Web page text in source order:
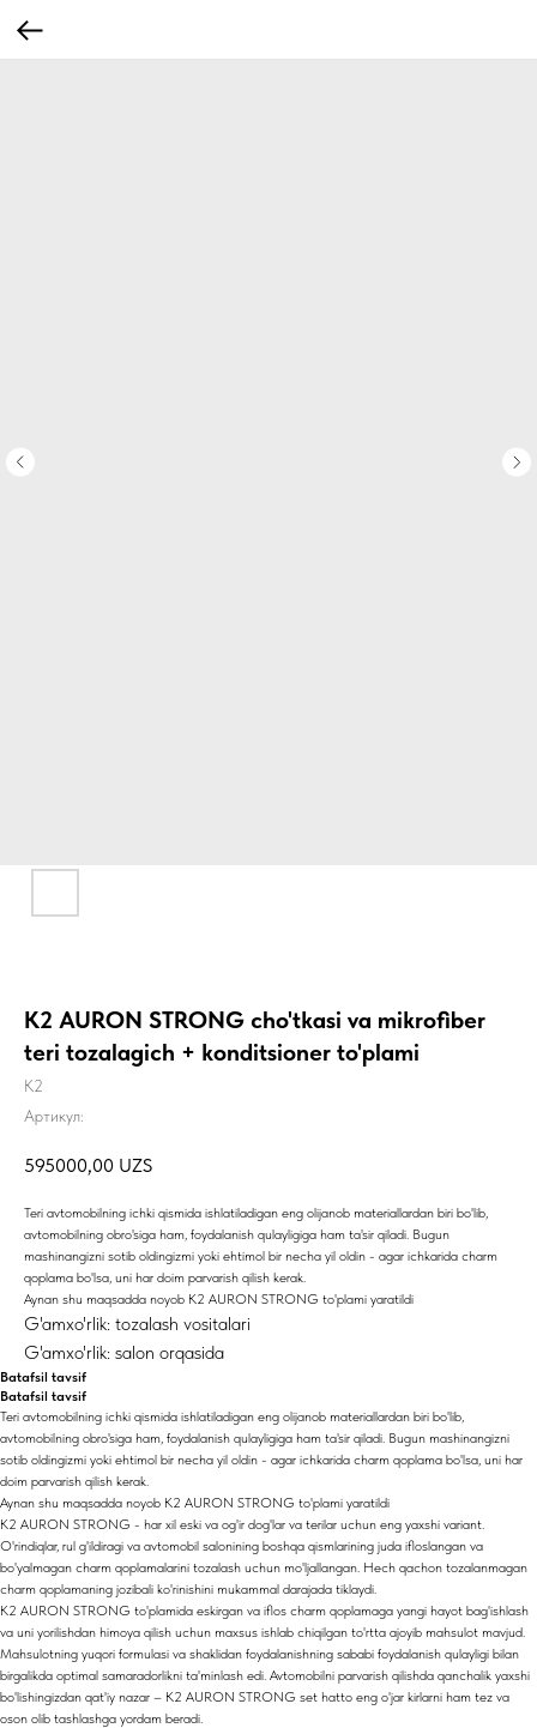
K2 AURON STRONG cho'tkasi va mikrofiber
teri tozalagich + konditsioner to'plami
K2
Артикул:
595000,00 UZS
Teri avtomobilning ichki qismida ishlatiladigan eng olijanob materiallardan biri bo'lib,
avtomobilning obro'siga ham, foydalanish qulayligiga ham ta'sir qiladi. Bugun
mashinangizni sotib oldingizmi yoki ehtimol bir necha yil oldin - agar ichkarida charm
qoplama bo'lsa, uni har doim parvarish qilish kerak.
Aynan shu maqsadda noyob K2 AURON STRONG to'plami yaratildi
G'amxo'rlik: tozalash vositalari
G'amxo'rlik: salon orqasida
Batafsil tavsif
Batafsil tavsif
Teri avtomobilning ichki qismida ishlatiladigan eng olijanob materiallardan biri bo'lib,
avtomobilning obro'siga ham, foydalanish qulayligiga ham ta'sir qiladi. Bugun mashinangizni
sotib oldingizmi yoki ehtimol bir necha yil oldin - agar ichkarida charm qoplama bo'lsa, uni har
doim parvarish qilish kerak.
Aynan shu maqsadda noyob K2 AURON STRONG to'plami yaratildi
K2 AURON STRONG - har xil eski va og'ir dog'lar va terilar uchun eng yaxshi variant.
O'rindiqlar, rul g'ildiragi va avtomobil salonining boshqa qismlarining juda ifloslangan va
bo'yalmagan charm qoplamalarini tozalash uchun mo'ljallangan. Hech qachon tozalanmagan
charm qoplamaning jozibali ko'rinishini mukammal darajada tiklaydi.
K2 AURON STRONG to'plamida eskirgan va iflos charm qoplamaga yangi hayot bag'ishlash
va uni yorilishdan himoya qilish uchun maxsus ishlab chiqilgan to'rtta ajoyib mahsulot mavjud.
Mahsulotning yuqori formulasi va shaklidan foydalanishning sababi foydalanish qulayligi bilan
birgalikda optimal samaradorlikni ta'minlash edi. Avtomobilni parvarish qilishda qanchalik yaxshi
bo'lishingizdan qat'iy nazar – K2 AURON STRONG set hatto eng o'jar kirlarni ham tez va
oson olib tashlashga yordam beradi.